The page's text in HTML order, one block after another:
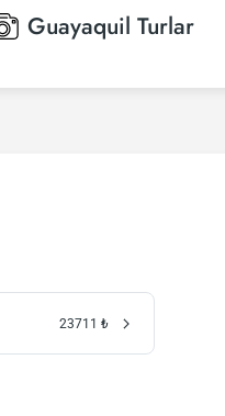
Guayaquil Turlar
23711 ₺